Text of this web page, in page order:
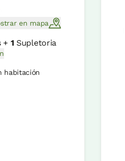
en mapa
+ 1 Supletoria
habitación